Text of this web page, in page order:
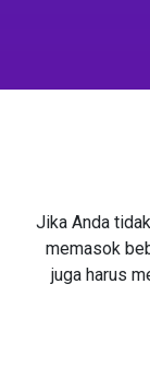
Jika Anda
memasok
juga harus